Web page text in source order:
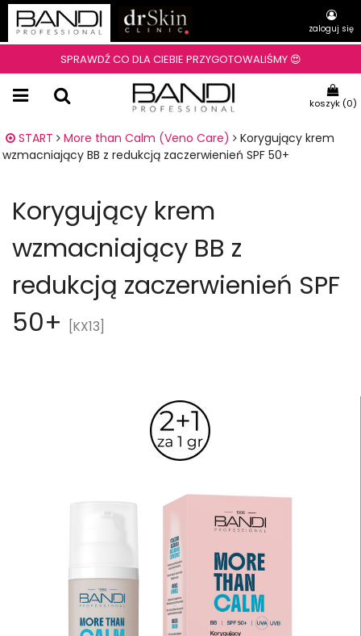
zaloguj się
SPRAWDŹ CO DLA CIEBIE PRZYGOTOWALIŚMY 😍
koszyk (0)
START More than Calm (Veno Care)
Korygujący krem
wzmacniający BB z redukcją zaczerwienień SPF 50+
Korygujący krem
wzmacniający BB z
redukcją zaczerwienień SPF
50+
[KX13]